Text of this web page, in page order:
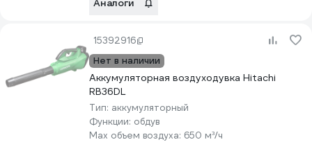
Аналоги
15392916
Нет в наличии
Аккумуляторная воздуходувка Hitachi
RB36DL
Тип: аккумуляторный
Функции: обдув
Max объем воздуха: 650 м³/ч